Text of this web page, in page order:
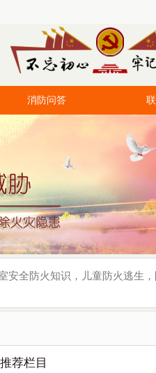
消防问答
安全防火知识，儿童防火逃生，
推荐栏目